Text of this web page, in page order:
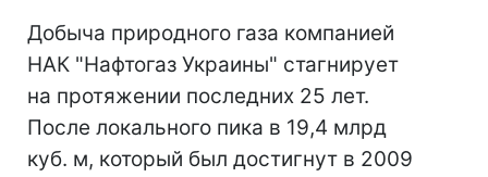
Добыча природного газа компанией
НАК "Нафтогаз Украины" стагнирует
на протяжении последних 25 лет.
После локального пика в 19,4 млрд
куб. м, который был достигнут в 2009